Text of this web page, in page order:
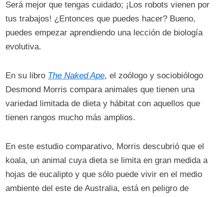
Será mejor que tengas cuidado; ¡Los robots vienen por
tus trabajos! ¿Entonces que puedes hacer? Bueno,
puedes empezar aprendiendo una lección de biología
evolutiva.
En su libro The Naked Ape, el zoólogo y sociobiólogo
Desmond Morris compara animales que tienen una
variedad limitada de dieta y hábitat con aquellos que
tienen rangos mucho más amplios.
En este estudio comparativo, Morris descubrió que el
koala, un animal cuya dieta se limita en gran medida a
hojas de eucalipto y que sólo puede vivir en el medio
ambiente del este de Australia, está en peligro de